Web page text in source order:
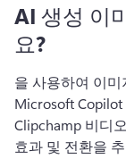
AI 생성 이
요?
을 사용하여 이미
Microsoft Copilot
Clipchamp 비디
효과 및 전환을